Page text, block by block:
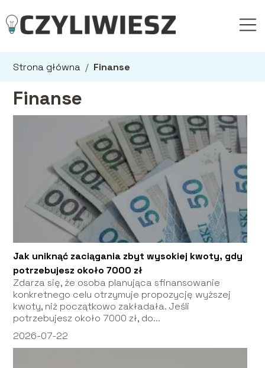
Strona główna / Finanse
Finanse
Jak uniknąć zaciągania zbyt wysokiej kwoty, gdy
potrzebujesz około 7000 zł
Zdarza się, że osoba planująca sfinansowanie
konkretnego celu otrzymuje propozycję wyższej
kwoty, niż początkowo zakładała. Jeśli
potrzebujesz około 7000 zł, do...
2026-07-22